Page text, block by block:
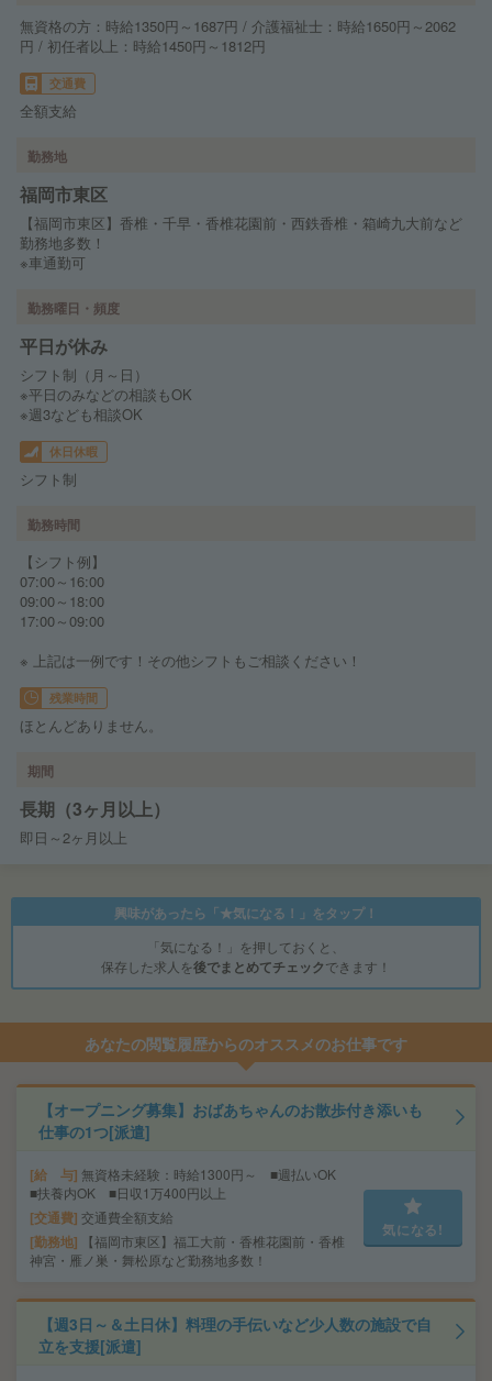
無資格の方：時給1350円～1687円 / 介護福祉士：時給1650円～2062
円 / 初任者以上：時給1450円～1812円
交通費
全額支給
勤務地
福岡市東区
【福岡市東区】香椎・千早・香椎花園前・西鉄香椎・箱崎九大前など
勤務地多数！
※車通勤可
勤務曜日・頻度
平日が休み
シフト制（月～日）
※平日のみなどの相談もOK
※週3なども相談OK
休日休暇
シフト制
勤務時間
【シフト例】
07:00～16:00
09:00～18:00
17:00～09:00
※ 上記は一例です！その他シフトもご相談ください！
残業時間
ほとんどありません。
期間
長期（3ヶ月以上）
即日～2ヶ月以上
興味があったら「★気になる！」をタップ！
「気になる！」を押しておくと、
保存した求人を後でまとめてチェックできます！
あなたの閲覧履歴からのオススメのお仕事です
【オープニング募集】おばあちゃんのお散歩付き添いも
仕事の1つ[派遣]
給 与 無資格未経験：時給1300円～ ■週払いOK
■扶養内OK ■日収1万400円以上
交通費 交通費全額支給
勤務地
【福岡市東区】福工大前・香椎花園前・香椎
神宮・雁ノ巣・舞松原など勤務地多数！
気になる!
【週3日～＆土日休】料理の手伝いなど少人数の施設で自
立を支援[派遣]